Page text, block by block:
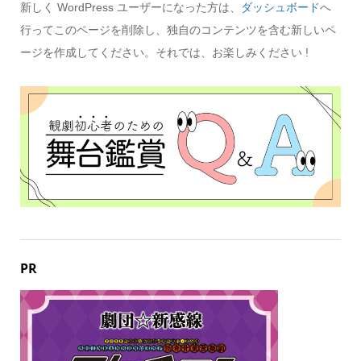
新しく WordPress ユーザーになった方は、 ダッシュボードへ
行ってこのページを削除し、独自のコンテンツを含む新しいペ
ージを作成してください。それでは、お楽しみください !
PR